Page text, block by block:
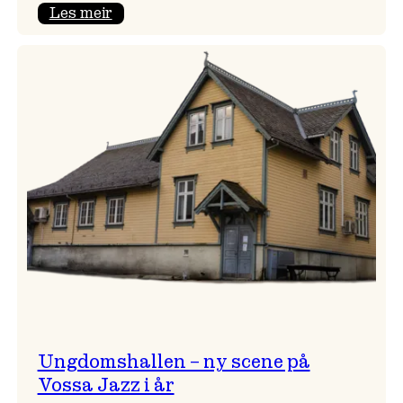
Les meir:
opningskonsert!
Ungdomshallen – ny scene på
Vossa Jazz i år